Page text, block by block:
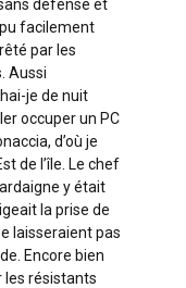
défense et
facilement
par les
Aussi
je de nuit
occuper un PC
d’où je
de l’île. Le chef
y était
la prise de
laisseraient pas
Encore bien
les résistants